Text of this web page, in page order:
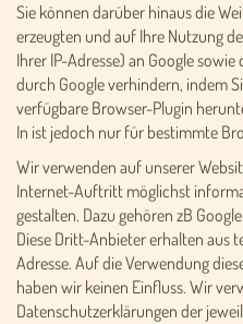
Sie können darüber hinaus die
erzeugten und auf Ihre Nutzung
Ihrer IP-Adresse) an Google
durch Google verhindern, indem
verfügbare Browser-Plugin
In ist jedoch nur für bestimmte
Wir verwenden auf unserer
Internet-Auftritt möglichst
gestalten. Dazu gehören zB
Diese Dritt-Anbieter erhalten aus
Adresse. Auf die Verwendung
haben wir keinen Einfluss. Wir
Datenschutzerklärungen der